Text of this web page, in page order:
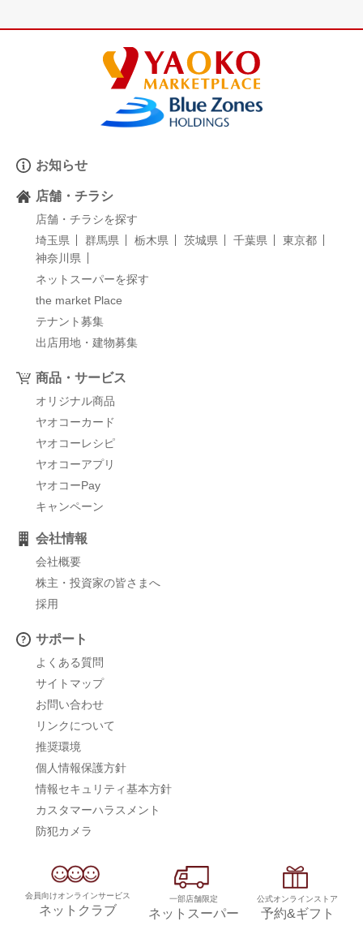
お知らせ
店舗・チラシ
店舗・チラシを探す
埼玉県
群馬県 栃木県 茨城県 千葉県
東京都
神奈川県
ネットスーパーを探す
the market Place
テナント募集
出店用地・建物募集
商品・サービス
オリジナル商品
ヤオコーカード
ヤオコーレシピ
ヤオコーアプリ
ヤオコーPay
キャンペーン
会社情報
会社概要
株主・投資家の皆さまへ
採用
サポート
よくある質問
サイトマップ
お問い合わせ
リンクについて
推奨環境
個人情報保護方針
情報セキュリティ基本方針
カスタマーハラスメント
防犯カメラ
会員向けオンラインサービス
ネットクラブ
一部店舗限定
ネットスーパー
公式オンラインストア
予約&ギフト